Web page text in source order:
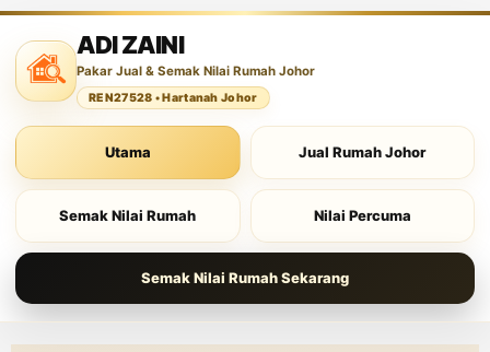
ADI ZAINI
Pakar Jual & Semak Nilai Rumah Johor
REN27528 • Hartanah Johor
Utama Jual Rumah Johor
Semak Nilai Rumah Nilai Percuma
Semak Nilai Rumah Sekarang